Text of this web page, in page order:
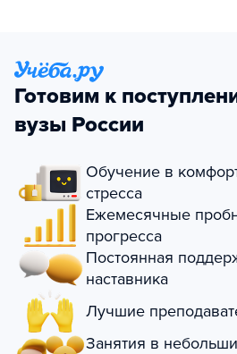
Готовим к
вузы России
Обучение в
стресса
Ежемесячные
прогресса
Постоянная
наставника
Лучшие
Занятия в